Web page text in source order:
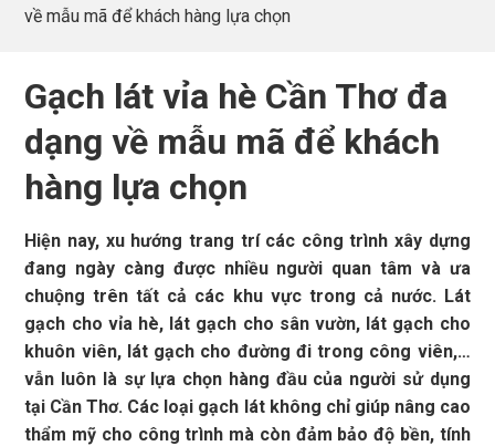
về mẫu mã để khách hàng lựa chọn
Gạch lát vỉa hè Cần Thơ đa
dạng về mẫu mã để khách
hàng lựa chọn
Hiện nay, xu hướng trang trí các công trình xây dựng
đang ngày càng được nhiều người quan tâm và ưa
chuộng trên tất cả các khu vực trong cả nước. Lát
gạch cho vỉa hè, lát gạch cho sân vườn, lát gạch cho
khuôn viên, lát gạch cho đường đi trong công viên,…
vẫn luôn là sự lựa chọn hàng đầu của người sử dụng
tại Cần Thơ. Các loại gạch lát không chỉ giúp nâng cao
thẩm mỹ cho công trình mà còn đảm bảo độ bền, tính